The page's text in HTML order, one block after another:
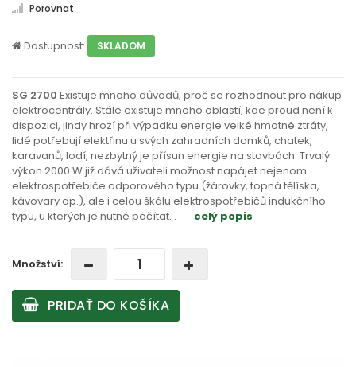
Porovnat
Dostupnost: SKLADOM
SG 2700 Existuje mnoho důvodů, proč se rozhodnout pro nákup
elektrocentrály. Stále existuje mnoho oblastí, kde proud není k
dispozici, jindy hrozí při výpadku energie velké hmotné ztráty,
lidé potřebují elektřinu u svých zahradních domků, chatek,
karavanů, lodí, nezbytný je přísun energie na stavbách. Trvalý
výkon 2000 W již dává uživateli možnost napájet nejenom
elektrospotřebiče odporového typu (žárovky, topná tělíska,
kávovary ap.), ale i celou škálu elektrospotřebičů indukčního
typu, u kterých je nutné počítat. . . celý popis
Množství:
PRIDAŤ DO KOŠÍKA